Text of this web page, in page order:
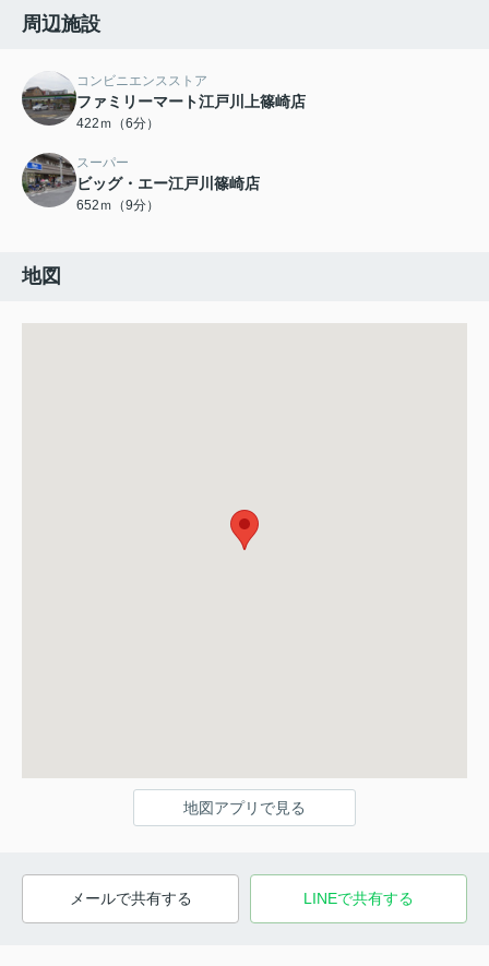
周辺施設
コンビニエンスストア
ファミリーマート江戸川上篠崎店
422ｍ（6分）
スーパー
ビッグ・エー江戸川篠崎店
652ｍ（9分）
地図
地図アプリで見る
メールで共有する LINEで共有する